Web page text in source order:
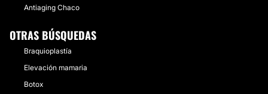
Antiaging Chaco
OTRAS BÚSQUEDAS
Braquioplastía
Elevación mamaria
Botox